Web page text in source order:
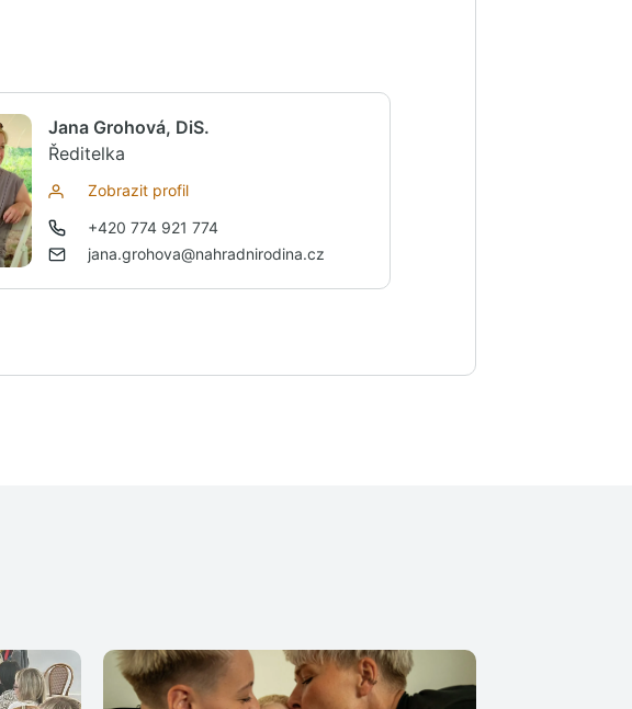
Jana Grohová, DiS.
Ředitelka
Zobrazit profil
+420 774 921 774
jana.grohova@nahradnirodina.cz